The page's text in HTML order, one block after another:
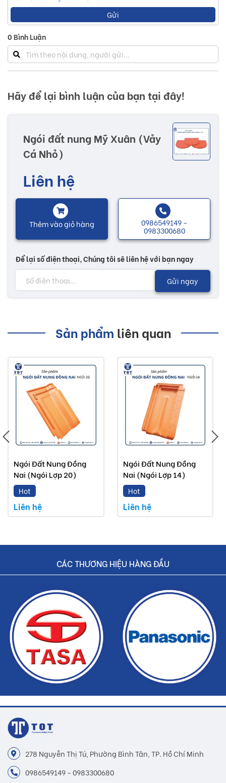
Gửi
0Bình Luận
Hãy để lại bình luận của bạn tại đây!
Ngói đất nung Mỹ Xuân (Vảy
Cá Nhỏ)
Liên hệ
Thêm vào giỏ hàng 0986549149 -
0983300680
Để lại số điện thoại, Chúng tôi sẽ liên hệ với bạn ngay
Gửi ngay
Sản phẩm liên quan
Ngói Đất Nung Đồng
Nai (Ngói Lợp 20)
Hot
Liên hệ
Ngói Đất Nung Đồng
Nai (Ngói Lợp 14)
Hot
Liên hệ
CÁC THƯƠNG HIỆU HÀNG ĐẦU
278 Nguyễn Thị Tú, Phường Bình Tân, TP. Hồ Chí Minh
0986549149 - 0983300680